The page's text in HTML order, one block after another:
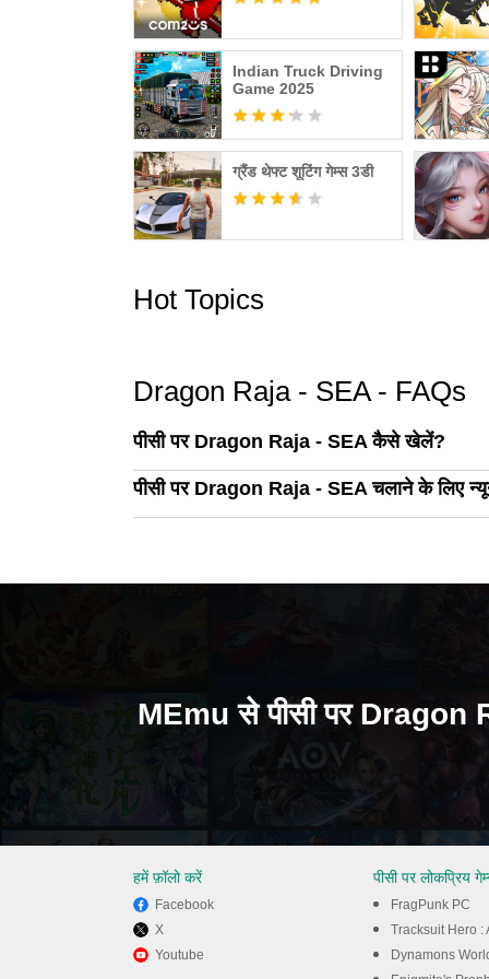
Indian Truck Driving
Game 2025
ग्रैंड थेफ्ट शूटिंग गेम्स 3डी
Hot Topics
Dragon Raja - SEA - FAQs
पीसी पर Dragon Raja - SEA कैसे खेलें?
पीसी पर Dragon Raja - SEA चलाने के लिए
MEmu से पीसी पर
हमें फ़ॉलो करें
Facebook
X
Youtube
पीसी पर लोकप्रिय
FragPunk PC
Tracksuit Hero :
Dynamons